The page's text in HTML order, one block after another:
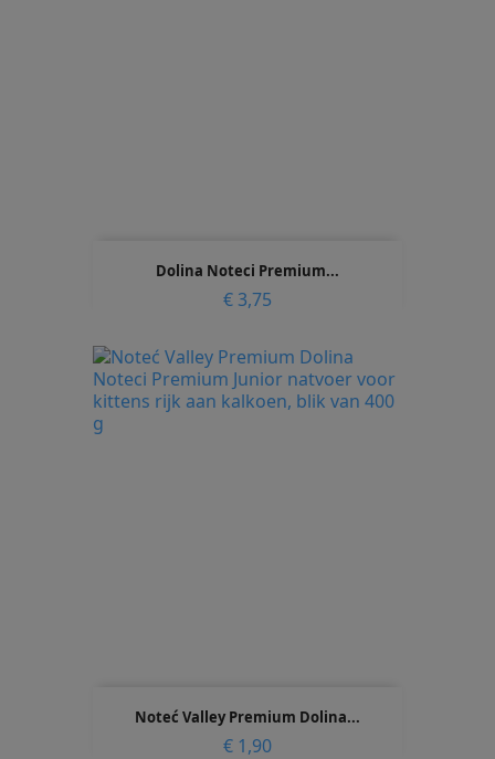
Dolina Noteci Premium...
Prijs
€ 3,75
Noteć Valley Premium Dolina...
Prijs
€ 1,90